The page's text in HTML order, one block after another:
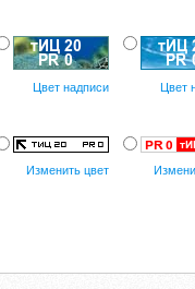
Цвет надписи Цвет
Изменить цвет